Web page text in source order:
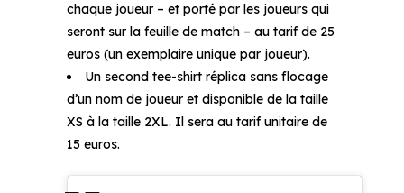
chaque joueur – et porté par les joueurs qui
seront sur la feuille de match – au tarif de 25
euros (un exemplaire unique par joueur).
Un second tee-shirt réplica sans flocage
d’un nom de joueur et disponible de la taille
XS à la taille 2XL. Il sera au tarif unitaire de
15 euros.